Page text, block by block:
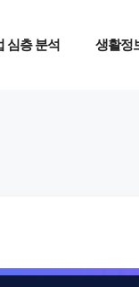
심층 분석 생활정